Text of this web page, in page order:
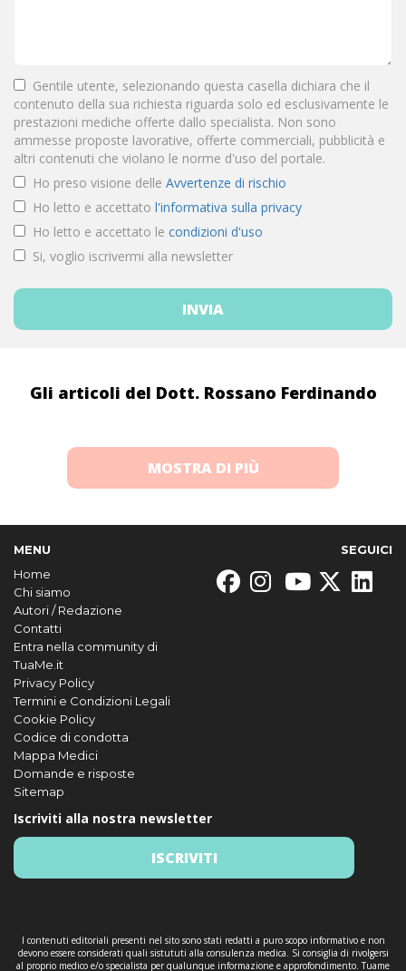
Gentile utente, selezionando questa casella dichiara che il
contenuto della sua richiesta riguarda solo ed esclusivamente le
prestazioni mediche offerte dallo specialista. Non sono
ammesse proposte lavorative, offerte commerciali, pubblicità e
altri contenuti che violano le norme d'uso del portale.
Ho preso visione delle Avvertenze di rischio
Ho letto e accettato l'informativa sulla privacy
Ho letto e accettato le condizioni d'uso
Si, voglio iscrivermi alla newsletter
Gli articoli del Dott. Rossano Ferdinando
MOSTRA DI PIÙ
MENU
Home
Chi siamo
Autori / Redazione
Contatti
Entra nella community di
TuaMe.it
Privacy Policy
Termini e Condizioni Legali
Cookie Policy
Codice di condotta
Mappa Medici
Domande e risposte
Sitemap
SEGUICI
Iscriviti alla nostra newsletter
ISCRIVITI
I contenuti editoriali presenti nel sito sono stati redatti a puro scopo informativo e non
devono essere considerati quali sistututi alla consulenza medica. Si consiglia di rivolgersi
al proprio medico e/o specialista per qualunque informazione e approfondimento. Tuame